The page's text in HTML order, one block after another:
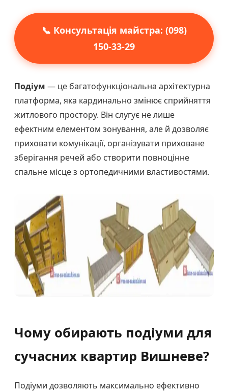
📞 Консультація майстра: (098)
150-33-29
Подіум — це багатофункціональна архітектурна
платформа, яка кардинально змінює сприйняття
житлового простору. Він слугує не лише
ефектним елементом зонування, але й дозволяє
приховати комунікації, організувати приховане
зберігання речей або створити повноцінне
спальне місце з ортопедичними властивостями.
Чому обирають подіуми для
сучасних квартир Вишневе?
Подіуми дозволяють максимально ефективно